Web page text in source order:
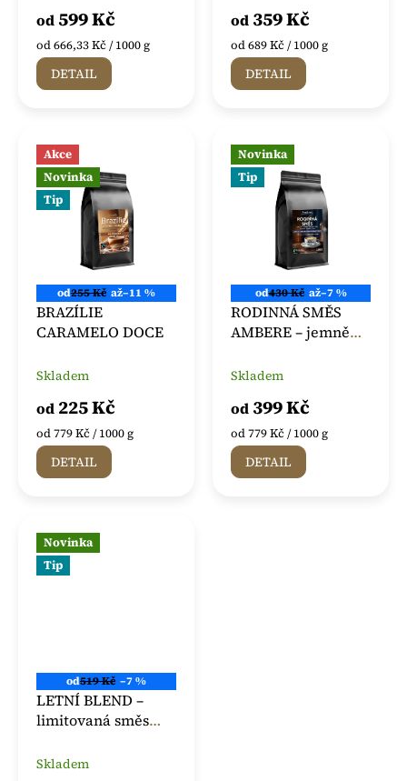
produktu
je
5,0
5
od 599 Kč
Měrná
cena:
od 666,33 Kč / 1000 g
DETAIL
produktu
je
5,0
5
od 359 Kč
Měrná
cena:
od 689 Kč / 1000 g
DETAIL
Akce
Novinka
Tip
od255 Kč až–11 %
BRAZÍLIE
CARAMELO DOCE
Skladem
od 225 Kč
Měrná
cena:
od 779 Kč / 1000 g
DETAIL
Novinka
Tip
od430 Kč až–7 %
RODINNÁ SMĚS
AMBERE – jemně
Arabika
Skladem
od 399 Kč
Měrná
cena:
od 779 Kč / 1000 g
DETAIL
Novinka
Tip
od519 Kč –7 %
LETNÍ BLEND –
limitovaná směs
Skladem